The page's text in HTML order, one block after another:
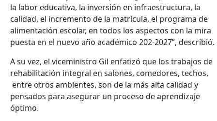
la labor educativa, la inversión en infraestructura, la
calidad, el incremento de la matrícula, el programa de
alimentación escolar, en todos los aspectos con la mira
puesta en el nuevo año académico 202-2027”, describió.
A su vez, el viceministro Gil enfatizó que los trabajos de
rehabilitación integral en salones, comedores, techos,
entre otros ambientes, son de la más alta calidad y
pensados para asegurar un proceso de aprendizaje
óptimo.